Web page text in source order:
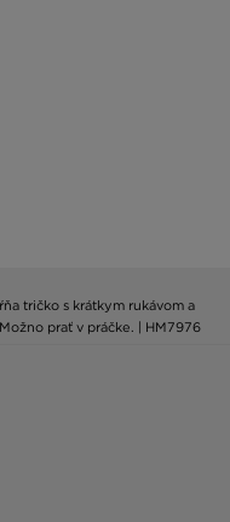
tričko s krátkym rukávom a
prať v práčke. | HM7976